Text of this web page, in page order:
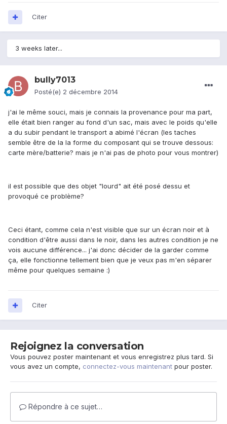
Citer
3 weeks later...
bully7013
Posté(e) 2 décembre 2014
j'ai le même souci, mais je connais la provenance pour ma part,
elle était bien ranger au fond d'un sac, mais avec le poids qu'elle
a du subir pendant le transport a abimé l'écran (les taches
semble être de la la forme du composant qui se trouve dessous:
carte mère/batterie? mais je n'ai pas de photo pour vous montrer)
il est possible que des objet "lourd" ait été posé dessu et
provoqué ce problème?
Ceci étant, comme cela n'est visible que sur un écran noir et à
condition d'être aussi dans le noir, dans les autres condition je ne
vois aucune différence... j'ai donc décider de la garder comme
ça, elle fonctionne tellement bien que je veux pas m'en séparer
même pour quelques semaine :)
Citer
Rejoignez la conversation
Vous pouvez poster maintenant et vous enregistrez plus tard. Si
vous avez un compte, connectez-vous maintenant pour poster.
Répondre à ce sujet…